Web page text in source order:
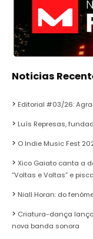
Noticias
Editorial #03/26:
Luís Represas,
O Indie Music Fest
Xico Gaiato canta a
“Voltas e Voltas” e
Niall Horan: do
Criatura-dança lança
nova banda sonora